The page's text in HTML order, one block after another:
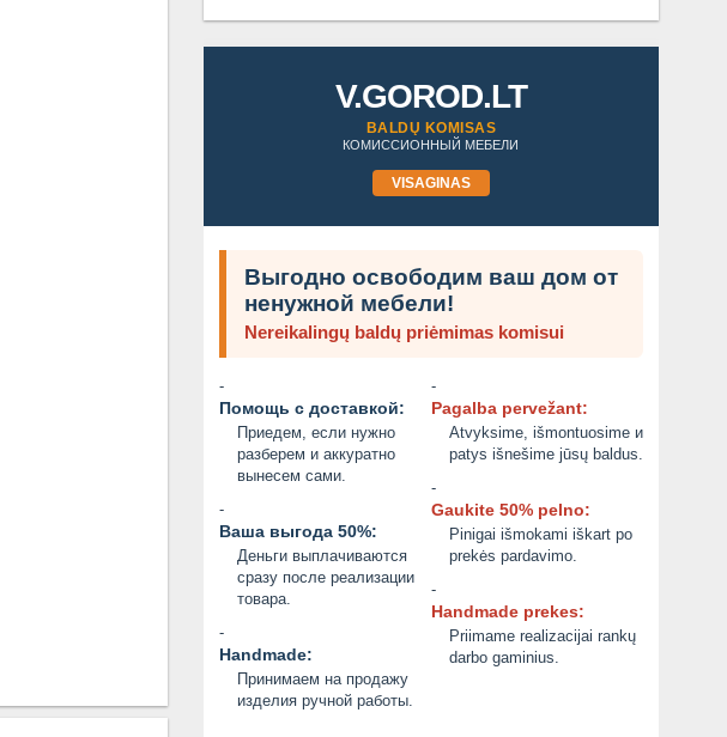
V.GOROD.LT
BALDŲ KOMISAS
КОМИССИОННЫЙ МЕБЕЛИ
VISAGINAS
Выгодно освободим ваш дом от
ненужной мебели!
Nereikalingų baldų priėmimas komisui
-
Помощь с доставкой:
Приедем, если нужно
разберем и аккуратно
вынесем сами.
-
Ваша выгода 50%:
Деньги выплачиваются
сразу после реализации
товара.
-
Handmade:
Принимаем на продажу
изделия ручной работы.
-
Pagalba pervežant:
Atvyksime, išmontuosime и
patys išnešime jūsų baldus.
-
Gaukite 50% pelno:
Pinigai išmokami iškart po
prekės pardavimo.
-
Handmade prekes:
Priimame realizacijai rankų
darbo gaminius.